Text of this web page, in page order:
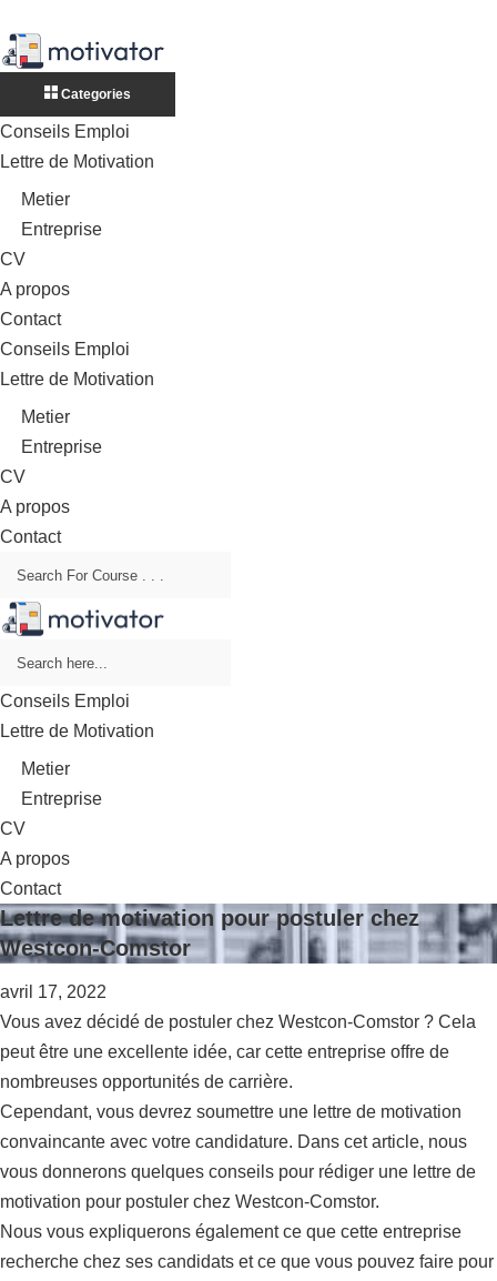
Categories
Conseils Emploi
Lettre de Motivation
Metier
Entreprise
CV
A propos
Contact
Conseils Emploi
Lettre de Motivation
Metier
Entreprise
CV
A propos
Contact
Conseils Emploi
Lettre de Motivation
Metier
Entreprise
CV
A propos
Contact
Lettre de motivation pour postuler chez
Westcon-Comstor
avril 17, 2022
Vous avez décidé de postuler chez Westcon-Comstor ? Cela
peut être une excellente idée, car cette entreprise offre de
nombreuses opportunités de carrière.
Cependant, vous devrez soumettre une lettre de motivation
convaincante avec votre candidature. Dans cet article, nous
vous donnerons quelques conseils pour rédiger une lettre de
motivation pour postuler chez Westcon-Comstor.
Nous vous expliquerons également ce que cette entreprise
recherche chez ses candidats et ce que vous pouvez faire pour